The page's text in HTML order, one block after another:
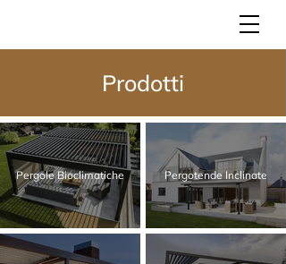
Prodotti
Pergole Bioclimatiche Pergotende Inclinate